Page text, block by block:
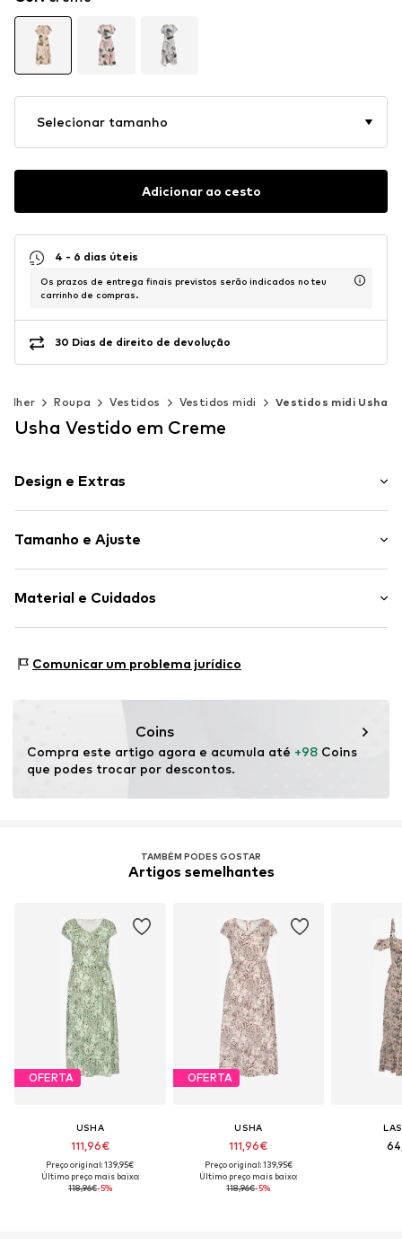
Selecionar tamanho
Adicionar ao cesto
4 - 6 dias úteis
Os prazos de entrega finais previstos serão indicados no teu
carrinho de compras.
30 Dias de direito de devolução
Roupa Vestidos Vestidos midi Vestidos midi Usha
Usha Vestido em Creme
Design e Extras
Pregas
Design traçado
Manga curta
Tecido fluído
Tamanho e Ajuste
Comprimento: Comprimento 3/4
Ajuste: Ajuste normal
Tabela de tamanhos
Material e Cuidados
País de origem: China
Comunicar um problema jurídico
Coins
Compra este artigo agora e acumula até +98 Coins
que podes trocar por descontos.
TAMBÉM PODES GOSTAR
Artigos semelhantes
OFERTA
USHA
111,96€
Preço original: 139,95€
Último preço mais baixo:
118,96€-5%
OFERTA
USHA
111,96€
Preço original: 139,95€
Último preço mais baixo:
118,96€-5%